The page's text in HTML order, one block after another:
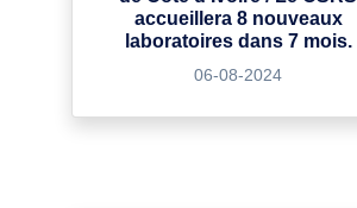
accueillera 8 nouveaux
laboratoires dans 7 mois.
06-08-2024